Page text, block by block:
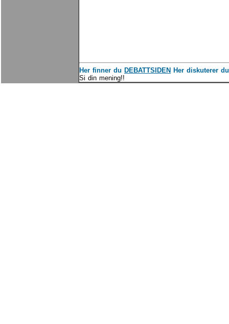
Her finner du DEBATTSIDEN Her diskuterer
Si din mening!!